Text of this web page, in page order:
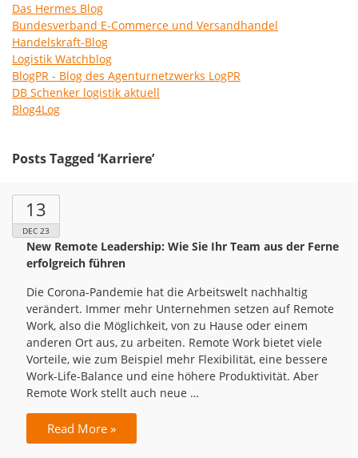
Das Hermes Blog
Bundesverband E-Commerce und Versandhandel
Handelskraft-Blog
Logistik Watchblog
BlogPR - Blog des Agenturnetzwerks LogPR
DB Schenker logistik aktuell
Blog4Log
Posts Tagged ‘Karriere’
13
DEC 23
New Remote Leadership: Wie Sie Ihr Team aus der Ferne
erfolgreich führen
Die Corona-Pandemie hat die Arbeitswelt nachhaltig
verändert. Immer mehr Unternehmen setzen auf Remote
Work, also die Möglichkeit, von zu Hause oder einem
anderen Ort aus, zu arbeiten. Remote Work bietet viele
Vorteile, wie zum Beispiel mehr Flexibilität, eine bessere
Work-Life-Balance und eine höhere Produktivität. Aber
Remote Work stellt auch neue …
Read More »